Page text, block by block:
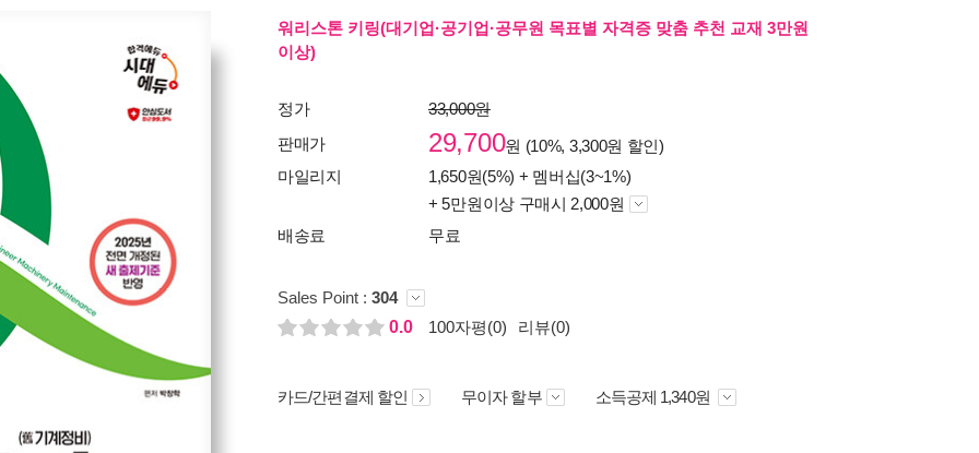
워리스톤 키링(대기업·공기업·공무원 목표별 자격증 맞춤 추천 교재 3만원
이상)
정가
33,000원
판매가
29,700원 (10%, 3,300원 할인)
마일리지
1,650원(5%) + 멤버십(3~1%)
+ 5만원이상 구매시 2,000원
배송료
무료
Sales Point : 304
0.0
100자평(0) 리뷰(0)
카드/간편결제 할인 무이자 할부 소득공제 1,340원